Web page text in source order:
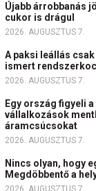
Újabb árrobbanás
cukor is drágul
2026. AUGUSZTUS 7.
A paksi leállás
ismert
2026. AUGUSZTUS 7.
Egy ország figyeli
vállalkozások
áramcsúcsokat
2026. AUGUSZTUS 7.
Nincs olyan, hogy
Megdöbbentő a
2026. AUGUSZTUS 7.